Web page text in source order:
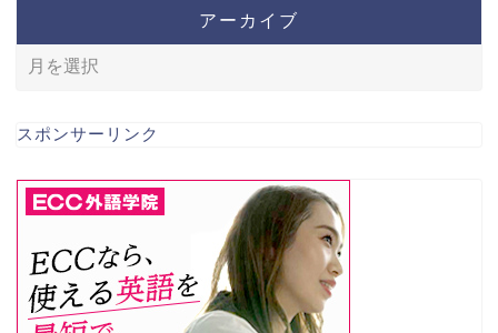
アーカイブ
スポンサーリンク